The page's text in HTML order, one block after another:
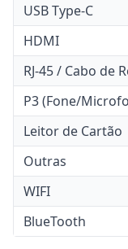
USB Type-C
HDMI
RJ-45 / Cabo de
P3 (Fone/
Leitor de Cartão
Outras
WIFI
BlueTooth